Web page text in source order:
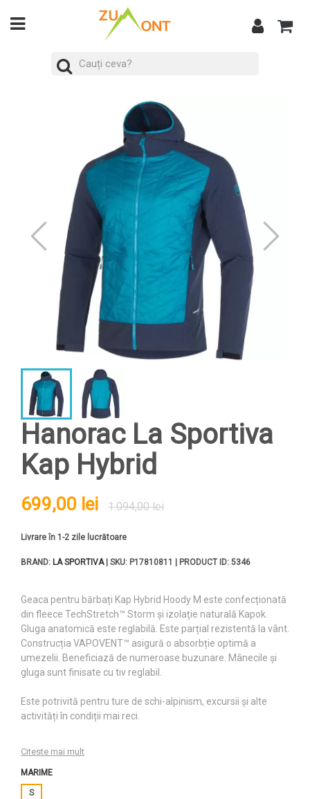
Hanorac La Sportiva
Kap Hybrid
699,00 lei 1.094,00 lei
Livrare în 1-2 zile lucrătoare
BRAND: LA SPORTIVA| SKU: P17810811 | PRODUCT ID: 5346
Geaca pentru bărbați Kap Hybrid Hoody M este confecționată
din fleece TechStretch™ Storm și izolație naturală Kapok.
Gluga anatomică este reglabilă. Este parțial rezistentă la vânt.
Construcția VAPOVENT™ asigură o absorbție optimă a
umezelii. Beneficiază de numeroase buzunare. Mânecile și
gluga sunt finisate cu tiv reglabil.
Este potrivită pentru ture de schi-alpinism, excursii și alte
activități în condiții mai reci.
Citeste mai mult
MARIME
S